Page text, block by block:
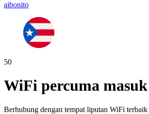
aibonito
50
WiFi percuma masuk
Berhubung dengan tempat liputan WiFi terbaik